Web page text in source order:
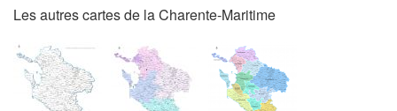
Les autres cartes de la Charente-Maritime